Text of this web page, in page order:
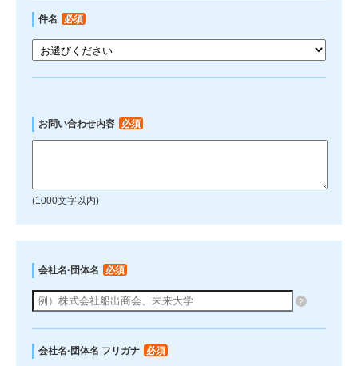
件名 必須
お問い合わせ内容 必須
(1000文字以内)
会社名·団体名 必須
?
会社名·団体名 フリガナ 必須